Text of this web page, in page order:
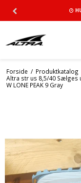
Forside / Produktkatalog
Altra str us 8,5/40 Sælges
W LONE PEAK 9 Gray